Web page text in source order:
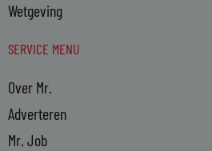
Wetgeving
SERVICE MENU
Over Mr.
Adverteren
Mr. Job